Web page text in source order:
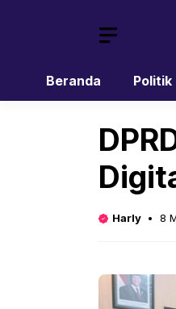
Beranda Politik
Harly 8